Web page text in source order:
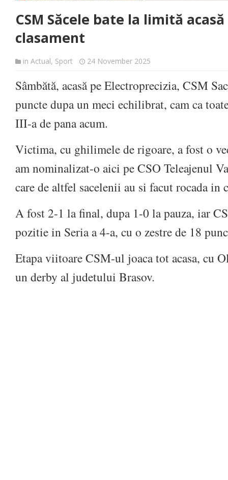
CSM Săcele bate la limită
clasament
in Actual, Sport 24 November 2025
Sâmbătă, acasă pe Electroprecizia, CSM
puncte dupa un meci echilibrat, cam ca
III-a de pana acum.
Victima, cu ghilimele de rigoare, a fost o
am nominalizat-o aici pe CSO Teleajenul
care de altfel sacelenii au si facut rocada in
A fost 2-1 la final, dupa 1-0 la pauza, iar
pozitie in Seria a 4-a, cu o zestre de 18
Etapa viitoare CSM-ul joaca tot acasa, cu
un derby al judetului Brasov.